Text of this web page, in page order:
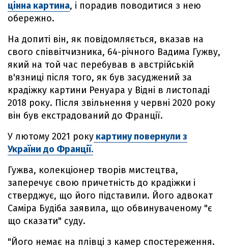
цінна картина, і порадив поводитися з нею
обережно.
На допиті він, як повідомляється, вказав на
свого співвітчизника, 64-річного Вадима Гужву,
який на той час перебував в австрійській
в'язниці після того, як був засуджений за
крадіжку картини Ренуара у Відні в листопаді
2018 року. Після звільнення у червні 2020 року
він був екстрадований до Франції.
У лютому 2021 року картину повернули з
України до Франції.
Гужва, колекціонер творів мистецтва,
заперечує свою причетність до крадіжки і
стверджує, що його підставили. Його адвокат
Саміра Будіба заявила, що обвинуваченому "є
що сказати" суду.
"Його немає на плівці з камер спостереження.